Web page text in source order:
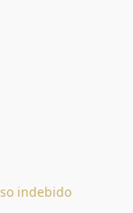
indebido